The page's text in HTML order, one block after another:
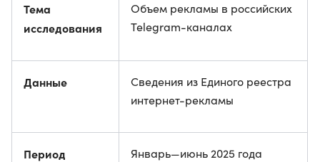
Тема
исследования
Объем рекламы в российских
Telegram-каналах
Данные
Сведения из Единого реестра
интернет-рекламы
Период Январь—июнь 2025 года